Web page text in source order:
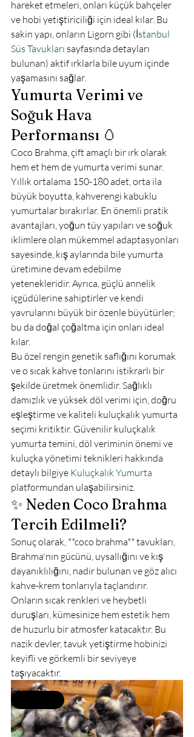
hareket etmeleri, onları küçük bahçeler
ve hobi yetiştiriciliği için ideal kılar. Bu
sakin yapı, onların Ligorn gibi (İstanbul
Süs Tavukları sayfasında detayları
bulunan) aktif ırklarla bile uyum içinde
yaşamasını sağlar.
Yumurta Verimi ve
Soğuk Hava
Performansı 🥚
Coco Brahma, çift amaçlı bir ırk olarak
hem et hem de yumurta verimi sunar.
Yıllık ortalama 150-180 adet, orta ila
büyük boyutta, kahverengi kabuklu
yumurtalar bırakırlar. En önemli pratik
avantajları, yoğun tüy yapıları ve soğuk
iklimlere olan mükemmel adaptasyonları
sayesinde, kış aylarında bile yumurta
üretimine devam edebilme
yetenekleridir. Ayrıca, güçlü annelik
içgüdülerine sahiptirler ve kendi
yavrularını büyük bir özenle büyütürler;
bu da doğal çoğaltma için onları ideal
kılar.
Bu özel rengin genetik saflığını korumak
ve o sıcak kahve tonlarını istikrarlı bir
şekilde üretmek önemlidir. Sağlıklı
damızlık ve yüksek döl verimi için, doğru
eşleştirme ve kaliteli kuluçkalık yumurta
seçimi kritiktir. Güvenilir kuluçkalık
yumurta temini, döl veriminin önemi ve
kuluçka yönetimi teknikleri hakkında
detaylı bilgiye Kuluçkalık Yumurta
platformundan ulaşabilirsiniz.
✨ Neden Coco Brahma
Tercih Edilmeli?
Sonuç olarak, **coco brahma** tavukları,
Brahma'nın gücünü, uysallığını ve kış
dayanıklılığını, nadir bulunan ve göz alıcı
kahve-krem tonlarıyla taçlandırır.
Onların sıcak renkleri ve heybetli
duruşları, kümesinize hem estetik hem
de huzurlu bir atmosfer katacaktır. Bu
nazik devler, tavuk yetiştirme hobinizi
keyifli ve görkemli bir seviyeye
taşıyacaktır.